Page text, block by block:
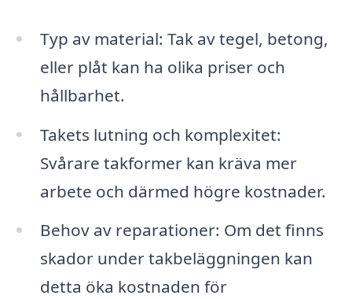
Typ av material: Tak av tegel, betong,
eller plåt kan ha olika priser och
hållbarhet.
Takets lutning och komplexitet:
Svårare takformer kan kräva mer
arbete och därmed högre kostnader.
Behov av reparationer: Om det finns
skador under takbeläggningen kan
detta öka kostnaden för